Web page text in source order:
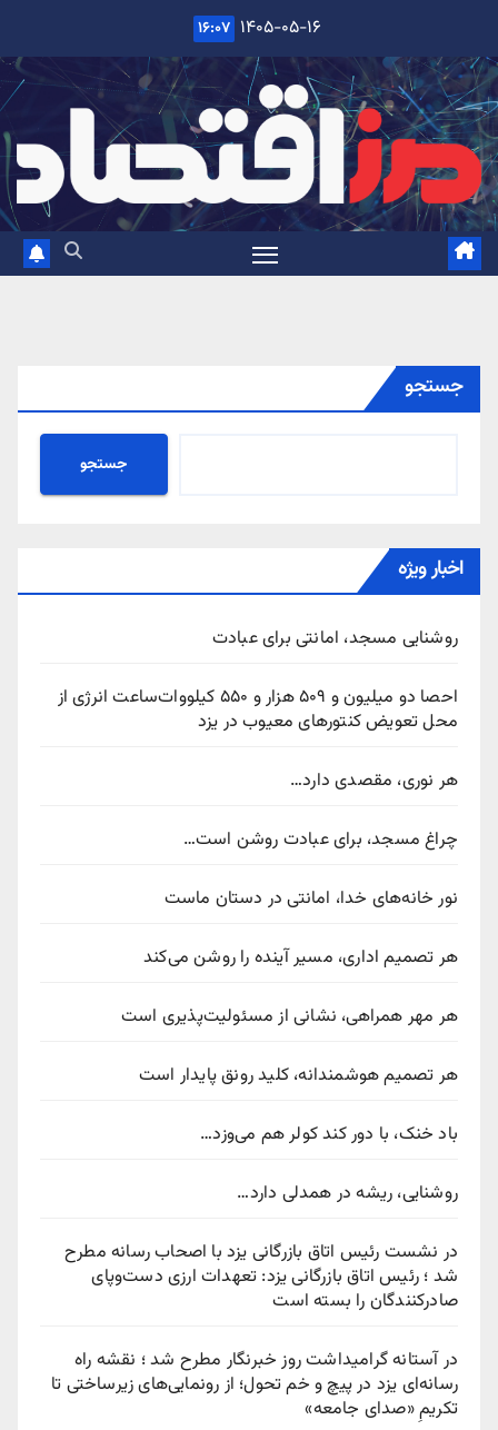
content
۱۴۰۵-۰۵-۱۶ ۱۶:۰۷
جستجو
جستجو
اخبار ویژه
روشنایی مسجد، امانتی برای عبادت
احصا دو میلیون و ۵۰۹ هزار و ۵۵۰ کیلووات‌ساعت انرژی از
محل تعویض کنتورهای معیوب در یزد
هر نوری، مقصدی دارد…
چراغ مسجد، برای عبادت روشن است…
نور خانه‌های خدا، امانتی در دستان ماست
هر تصمیم اداری، مسیر آینده را روشن می‌کند
هر مهر همراهی، نشانی از مسئولیت‌پذیری است
هر تصمیم هوشمندانه، کلید رونق پایدار است
باد خنک، با دور کند کولر هم می‌وزد…
روشنایی، ریشه در همدلی دارد…
در نشست رئیس اتاق بازرگانی یزد با اصحاب رسانه مطرح
شد ؛ رئیس اتاق بازرگانی یزد: تعهدات ارزی دست‌وپای
صادرکنندگان را بسته است
در آستانه گرامیداشت روز خبرنگار مطرح شد ؛ نقشه راه
رسانه‌ای یزد در پیچ‌ و خم تحول؛ از رونمایی‌های زیرساختی تا
تکریمِ «صدای جامعه»